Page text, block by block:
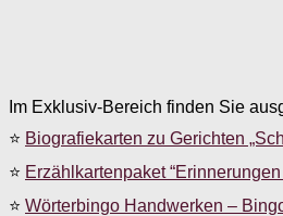
Im Exklusiv-Bereich finden Sie
⭐ Biografiekarten zu Gerichten
⭐ Erzählkartenpaket
⭐ Wörterbingo Handwerken –